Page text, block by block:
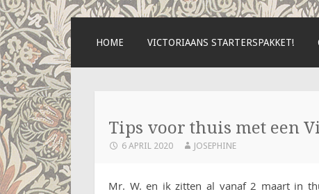
INHOUD
HOME VICTORIAANS STARTERSPAKKET!
Tips voor thuis met een
6 APRIL 2020 JOSEPHINE
Mr. W. en ik zitten al vanaf 2 maart in